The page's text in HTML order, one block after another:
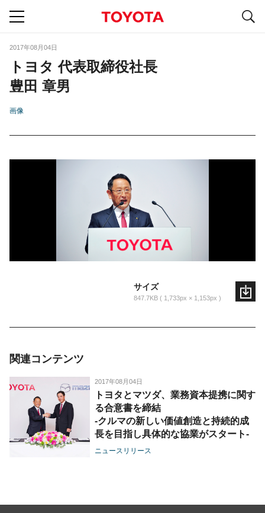
2017年08月04日
トヨタ 代表取締役社長
豊田 章男
画像
サイズ
847.7KB 1,733px × 1,153px
関連コンテンツ
2017年08月04日
トヨタとマツダ、業務資本提携に関す
る合意書を締結
-クルマの新しい価値創造と持続的成
長を目指し具体的な協業がスタート-
ニュースリリース